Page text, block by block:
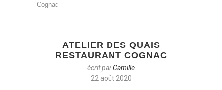
Cognac
ATELIER DES QUAIS
RESTAURANT COGNAC
écrit parCamille
22 août 2020